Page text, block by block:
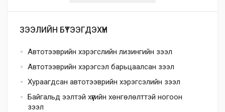
ЗЭЭЛИЙН БҮТЭЭГДЭХҮҮН
Автотээврийн хэрэгслийн лизингийн зээл
Автотээврийн хэрэгсэл барьцаалсан зээл
Хураагдсан автотээврийн хэрэгсэлийн зээл
Байгальд ээлтэй хүүгийн хөнгөлөлттэй ногоон
зээл